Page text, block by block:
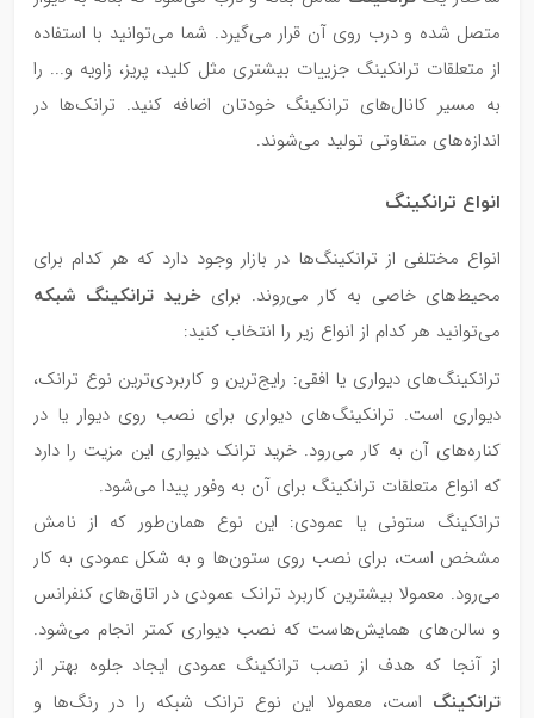
متصل شده و درب روی آن قرار می‌گیرد. شما می‌توانید با استفاده
از متعلقات ترانکینگ جزییات بیشتری مثل کلید، پریز، زاویه و... را
به مسیر کانال‌های ترانکینگ خودتان اضافه کنید. ترانک‌ها در
اندازه‌های متفاوتی تولید می‌شوند.
انواع ترانکینگ
انواع مختلفی از ترانکینگ‌ها در بازار وجود دارد که هر کدام برای
محیط‌های خاصی به کار می‌روند. برایخرید ترانکینگ شبکه
می‌توانید هر کدام از انواع زیر را انتخاب کنید:
ترانکینگ‌های دیواری یا افقی: رایج‌ترین و کاربردی‌ترین نوع ترانک،
دیواری است. ترانکینگ‌های دیواری برای نصب روی دیوار یا در
کناره‌های آن به کار می‌رود. خرید ترانک دیواری این مزیت را دارد
که انواع متعلقات ترانکینگ برای آن به وفور پیدا می‌شود.
ترانکینگ ستونی یا عمودی: این نوع همان‌طور که از نامش
مشخص است، برای نصب روی ستون‌ها و به شکل عمودی به کار
می‌رود. معمولا بیشترین کاربرد ترانک عمودی در اتاق‌های کنفرانس
و سالن‌های همایش‌هاست که نصب دیواری کمتر انجام می‌شود.
از آنجا که هدف از نصب ترانکینگ عمودی ایجاد جلوه‌ بهتر از
ترانکینگ است، معمولا این نوع ترانک شبکه را در رنگ‌ها و